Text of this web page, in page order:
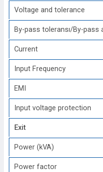
Voltage and tolerance
By-pass toleransı/By-pass
Current
Input Frequency
EMI
Input voltage protection
Exit
Power (kVA)
Power factor